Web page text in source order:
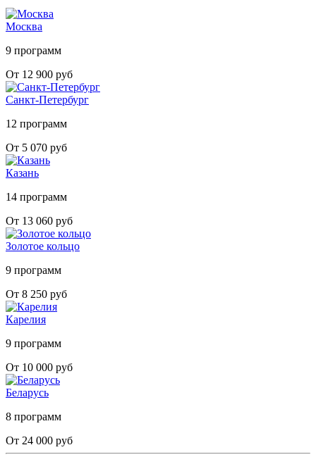
Москва
9 программ
От 12 900 руб
Санкт-Петербург
12 программ
От 5 070 руб
Казань
14 программ
От 13 060 руб
Золотое кольцо
9 программ
От 8 250 руб
Карелия
9 программ
От 10 000 руб
Беларусь
8 программ
От 24 000 руб